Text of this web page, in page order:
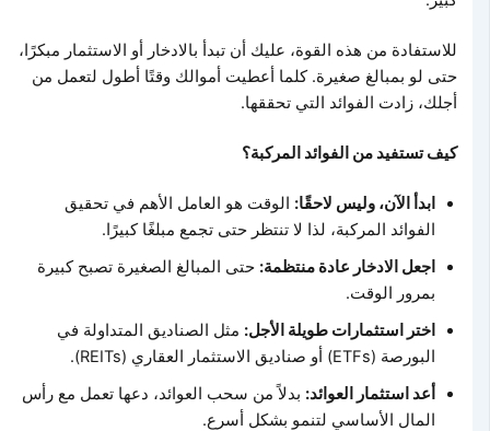
للاستفادة من هذه القوة، عليك أن تبدأ بالادخار أو الاستثمار مبكرًا،
حتى لو بمبالغ صغيرة. كلما أعطيت أموالك وقتًا أطول لتعمل من
أجلك، زادت الفوائد التي تحققها.
كيف تستفيد من الفوائد المركبة؟
ابدأ الآن، وليس لاحقًا:الوقت هو العامل الأهم في تحقيق
الفوائد المركبة، لذا لا تنتظر حتى تجمع مبلغًا كبيرًا.
اجعل الادخار عادة منتظمة:حتى المبالغ الصغيرة تصبح كبيرة
بمرور الوقت.
اختر استثمارات طويلة الأجل:مثل الصناديق المتداولة في
البورصة (ETFs) أو صناديق الاستثمار العقاري (REITs).
أعد استثمار العوائد:بدلاً من سحب العوائد، دعها تعمل مع رأس
المال الأساسي لتنمو بشكل أسرع.